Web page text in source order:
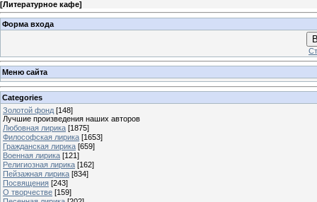
[Литературное кафе]
Форма входа
Меню сайта
Categories
Золотой фонд [148]
Лучшие произведения наших авторов
Любовная лирика [1875]
Философская лирика [1653]
Гражданская лирика [659]
Военная лирика [121]
Религиозная лирика [162]
Пейзажная лирика [834]
Посвящения [243]
О творчестве [159]